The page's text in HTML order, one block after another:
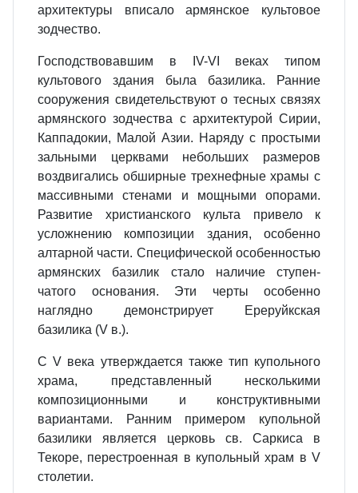
архитектуры вписало ар­мянское культовое
зодчество.
Господствовавшим в IV-VI веках типом
культового здания была бази­лика. Ранние
сооружения свидетельствуют о тесных связях
армянского зодчества с архитектурой Сирии,
Каппадокии, Малой Азии. Наряду с простыми
зальными церквами не­больших размеров
воздвигались об­ширные трехнефные храмы с
массив­ными стенами и мощными опорами.
Развитие христианского культа при­вело к
усложнению композиции зда­ния, особенно
алтарной части. Спе­цифической особенностью
армян­ских базилик стало наличие ступен­
чатого основания. Эти черты особен­но
наглядно демонстрирует Ереруйкская
базилика (V в.).
С V века утверждается также тип купольного
храма, представленный несколькими
композиционными и конструктивными
вариантами. Ран­ним примером купольной
базилики является церковь св. Саркиса в
Текоре, перестроенная в купольный храм в V
столетии.